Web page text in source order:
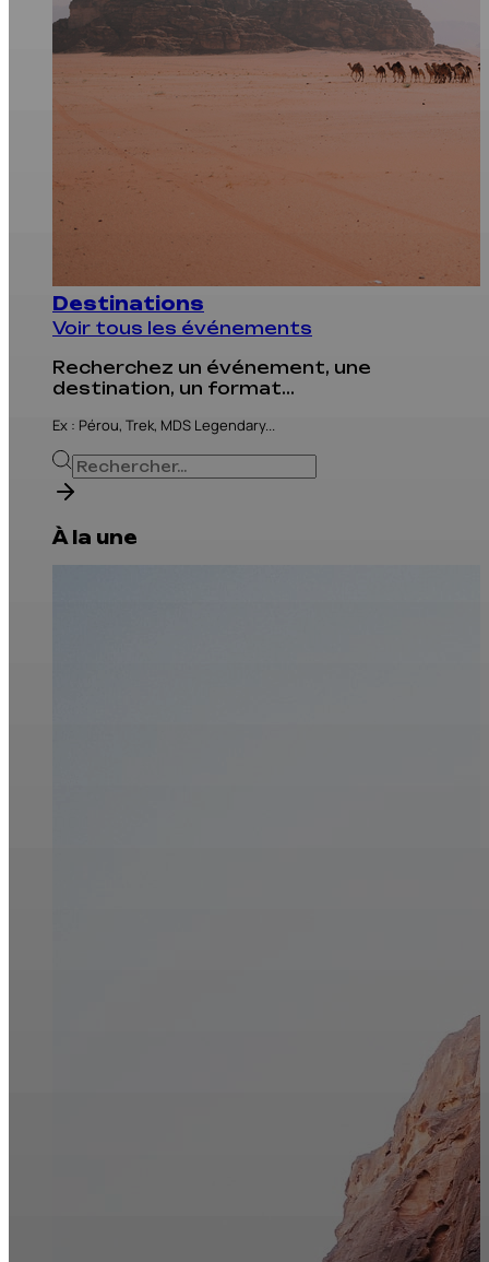
Destinations
Voir tous les événements
Recherchez un événement, une
destination, un format...
Ex : Pérou, Trek, MDS Legendary...
À la une